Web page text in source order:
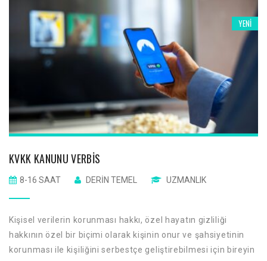
YENI
KVKK KANUNU VERBIS
8-16 SAAT DERIN TEMEL UZMANLIK
Kişisel verilerin korunması hakkı, özel hayatın gizliliği
hakkının özel bir biçimi olarak kişinin onur ve şahsiyetinin
korunması ile kişiliğini serbestçe geliştirebilmesi için bireyin